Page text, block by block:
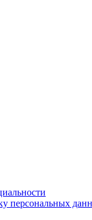
персональных